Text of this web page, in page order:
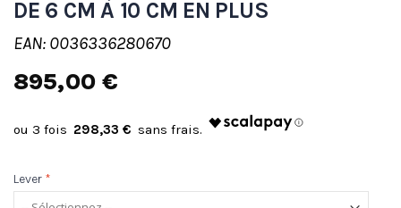
DE 6 CM À 10 CM EN PLUS
EAN: 0036336280670
895,00 €
298,33 €
Lever *